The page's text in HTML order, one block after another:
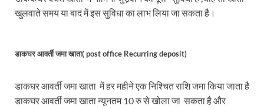
खुलवाते समय या बाद में इस सुविधा का लाभ लिया जा सकता है।
डाकघर आवर्ती जमा खाता( post office Recurring deposit)
डाकघर आवर्ती जमा खाता में हर महीने एक निश्चित राशि जमा किया जाता है
डाकघर आवर्ती जमा खाता न्यूनतम 10 रु से खोला जा सकता है और